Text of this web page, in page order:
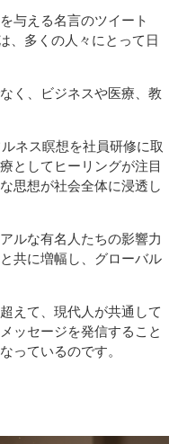
与える名言のツイート
、多くの人々にとって日
く、ビジネスや医療、教
ネス瞑想を社員研修に取
としてヒーリングが注目
思想が社会全体に浸透し
ルな有名人たちの影響力
共に増幅し、グローバル
えて、現代人が共通して
ッセージを発信すること
っているのです。